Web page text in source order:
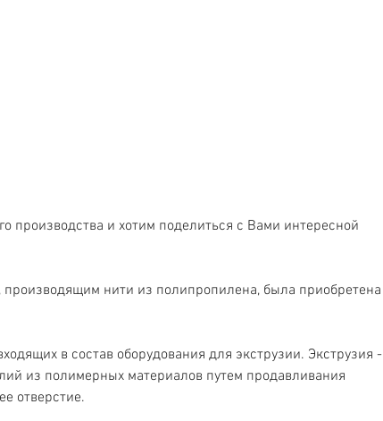
производства и хотим поделиться с Вами интересной
нити из полипропилена, была приобретена
в состав оборудования для экструзии. Экструзия -
из полимерных материалов путем продавливания
отверстие.